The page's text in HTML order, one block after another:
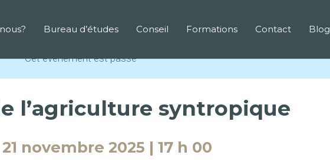
Bureau d’études Conseil Formations Contact Blog
Cet évènement est passé
l’agriculture syntropique
21 novembre 2025 | 17 h 00